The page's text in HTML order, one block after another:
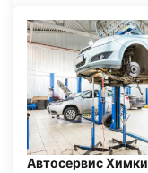
Автосервис Химки